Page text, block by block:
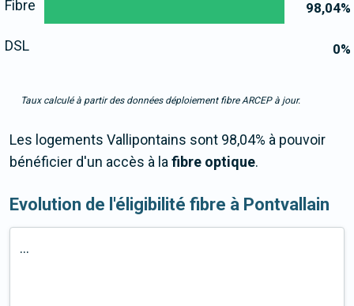
98,04%
0%
Fibre
DSL
Taux calculé à partir des données déploiement fibre ARCEP à jour.
Les logements Vallipontains sont 98,04% à pouvoir
bénéficier d'un accès à lafibre optique.
Evolution de l'éligibilité fibre à Pontvallain
...